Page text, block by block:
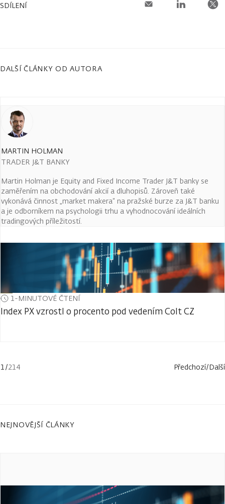
SDÍLENÍ
DALŠÍ ČLÁNKY OD AUTORA
MARTIN HOLMAN
TRADER J&T BANKY
Martin Holman je Equity and Fixed Income Trader J&T banky se
zaměřením na obchodování akcií a dluhopisů. Zároveň také
vykonává činnost „market makera“ na pražské burze za J&T banku
a je odborníkem na psychologii trhu a vyhodnocování ideálních
tradingových příležitostí.
1-MINUTOVÉ ČTENÍ
Index PX vzrostl o procento pod vedením Colt CZ
1/214 Předchozí/Další
NEJNOVĚJŠÍ ČLÁNKY